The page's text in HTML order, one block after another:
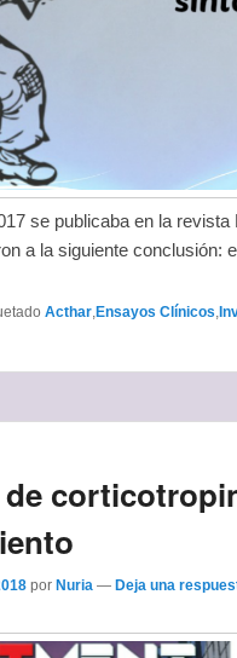
se publicaba en la
a la siguiente conclusión:
Acthar,Ensayos Clínicos,
por Nuria — Deja una